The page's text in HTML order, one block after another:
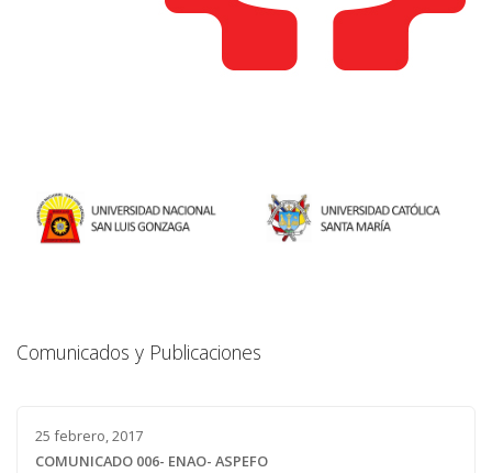
Comunicados y Publicaciones
25 febrero, 2017
COMUNICADO 006- ENAO- ASPEFO